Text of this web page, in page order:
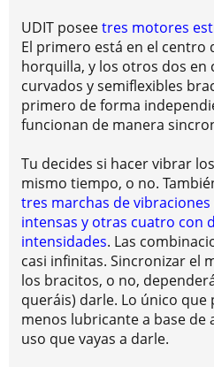
UDIT poseetres motores
El primero está en el centro
horquilla, y los otros dos en
curvados y semiflexibles
primero de forma
funcionan de manera
Tu decides si hacer vibrar
mismo tiempo, o no.
tres marchas de
intensas y otras cuatro con
intensidades. Las
casi infinitas. Sincronizar el
los bracitos, o no,
queráis) darle. Lo único que
menos lubricante a base de
uso que vayas a darle.